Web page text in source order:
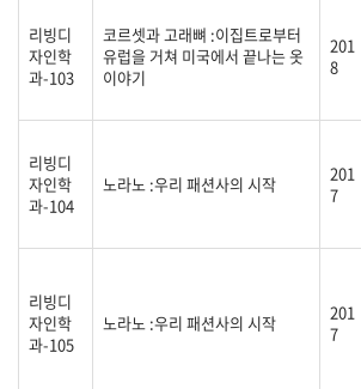
리빙디
자인학
과-103
코르셋과 고래뼈 :이집트로부터
유럽을 거쳐 미국에서 끝나는 옷
이야기
201
8
리빙디
자인학
과-104
노라노 :우리 패션사의 시작
201
7
리빙디
자인학
과-105
노라노 :우리 패션사의 시작
201
7